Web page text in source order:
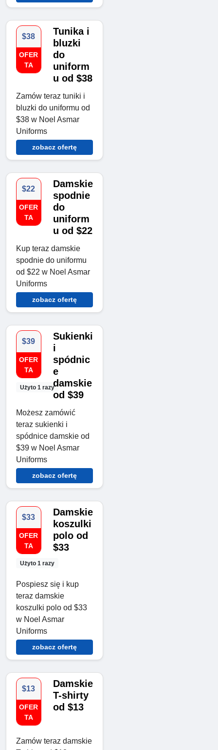
$38
OFER
TA
Tunika i
bluzki
do
uniform
u od $38
Zamów teraz tuniki i
bluzki do uniformu od
$38 w Noel Asmar
Uniforms
zobacz ofertę
$22
OFER
TA
Damskie
spodnie
do
uniform
u od $22
Kup teraz damskie
spodnie do uniformu
od $22 w Noel Asmar
Uniforms
zobacz ofertę
$39
OFER
TA
Użyto 1 razy
Sukienki
i
spódnic
e
damskie
od $39
Możesz zamówić
teraz sukienki i
spódnice damskie od
$39 w Noel Asmar
Uniforms
zobacz ofertę
$33
OFER
TA
Użyto 1 razy
Damskie
koszulki
polo od
$33
Pospiesz się i kup
teraz damskie
koszulki polo od $33
w Noel Asmar
Uniforms
zobacz ofertę
$13
OFER
TA
Damskie
T-shirty
od $13
Zamów teraz damskie